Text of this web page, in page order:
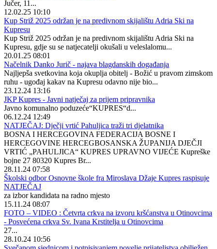
Jučer, 11...
12.02.25 10:10
Kup Striž 2025 održan je na predivnom skijalištu Adria Ski na
Kupresu
Kup Striž 2025 održan je na predivnom skijalištu Adria Ski na
Kupresu, gdje su se natjecatelji okušali u veleslalomu...
20.01.25 08:01
Načelnik Danko Jurič - najava blagdanskih događanja
Najljepša svetkovina koja okuplja obitelj - Božić u pravom zimskom
ruhu - ugođaj kakav na Kupresu odavno nije bio...
23.12.24 13:16
JKP Kupres - Javni natječaj za prijem pripravnika
Javno komunalno poduzeće“KUPRES“d...
06.12.24 12:49
NATJEČAJ: Dječji vrtić Pahuljica traži tri djelatnika
BOSNA I HERCEGOVINA FEDERACIJA BOSNE I
HERCEGOVINE HERCEGBOSANSKA ŽUPANIJA DJEČJI
VRTIĆ „PAHULJICA“ KUPRES UPRAVNO VIJEĆE Kupreške
bojne 27 80320 Kupres Br...
28.11.24 07:58
Školski odbor Osnovne škole fra Miroslava Džaje Kupres raspisuje
NATJEČAJ
za izbor kandidata na radno mjesto
15.11.24 08:07
FOTO – VIDEO : Četvrta crkva na izvoru kršćanstva u Otinovcima
- Posvećena crkva Sv. Ivana Krstitelja u Otinovcima
27...
28.10.24 10:56